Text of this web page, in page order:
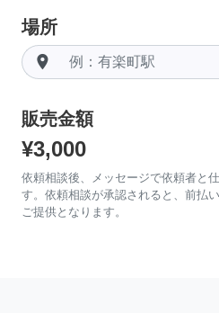
場所
room
販売金額
¥3,000
依頼相談後、メッセージで依頼者と
す。依頼相談が承認されると、前払
ご提供となります。